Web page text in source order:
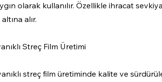
olarak kullanılır. Özellikle ihracat
alır.
Streç Film Üretimi
streç film üretiminde kalite ve